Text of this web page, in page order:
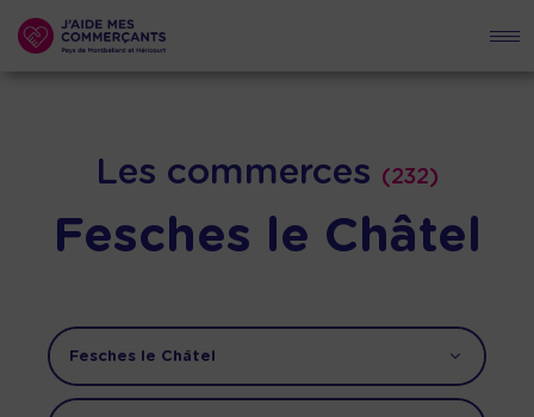
Les commerces (232)
Fesches le Châtel